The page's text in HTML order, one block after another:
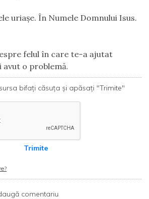
uriaşe. În Numele Domnului Isus.
felul în care te-a ajutat
avut o problemă.
bifați căsuța și apăsați "Trimite"
Trimite
comentariu